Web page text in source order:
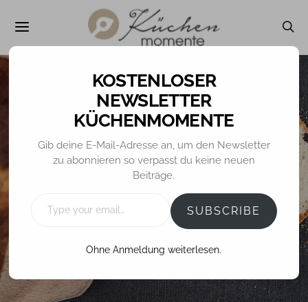
Rosinen-Butter-
Stuten
24. JULI 2016 TINA
NEWSLETTER
KÜCHENMOMENTE
Gib deine E-Mail-Adresse an, um den Newsletter
zu abonnieren so verpasst du keine neuen
Beiträge.
YOUR
EMAIL…
SUBSCRIBE
Ohne Anmeldung weiterlesen.